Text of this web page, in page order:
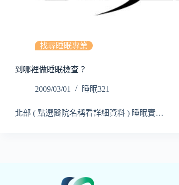
找尋睡眠專業
到哪裡做睡眠檢查？
2009/03/01 睡眠321
北部 ( 點選醫院名稱看詳細資料 ) 睡眠實…